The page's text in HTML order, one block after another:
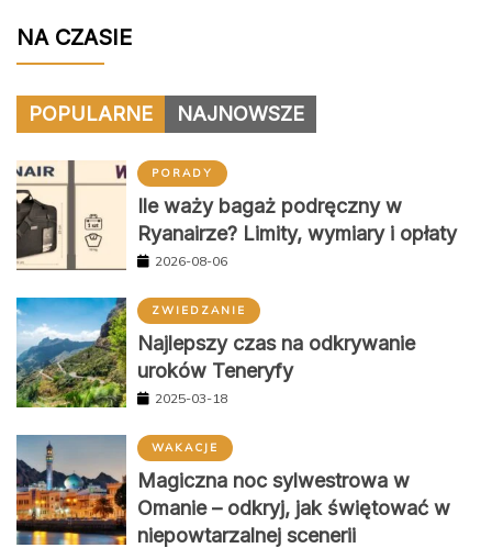
NA CZASIE
POPULARNE NAJNOWSZE
PORADY
Ile waży bagaż podręczny w
Ryanairze? Limity, wymiary i opłaty
2026-08-06
ZWIEDZANIE
Najlepszy czas na odkrywanie
uroków Teneryfy
2025-03-18
WAKACJE
Magiczna noc sylwestrowa w
Omanie – odkryj, jak świętować w
niepowtarzalnej scenerii